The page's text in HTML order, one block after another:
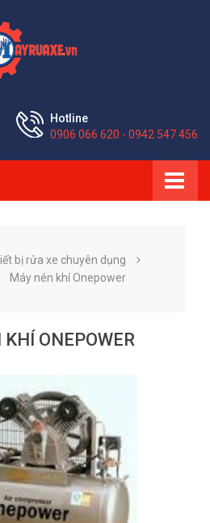
Hotline
0906 066 620 - 0942 547 456
bị rửa xe chuyên dụng
Máy nén khí Onepower
ONEPOWER